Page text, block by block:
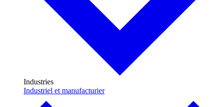
Industries
Industriel et manufacturier